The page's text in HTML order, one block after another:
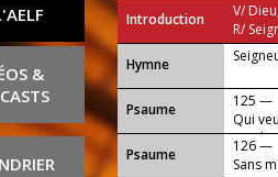
&
Introduction
V/
R/
...
Hymne
Psaume
125 —
Qui
moi la
Psaume
126 —
Sans